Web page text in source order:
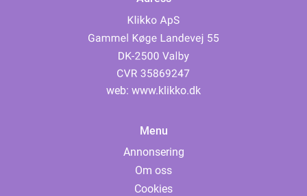
web: www.klikko.dk
Menu
Annonsering
Om oss
Cookies